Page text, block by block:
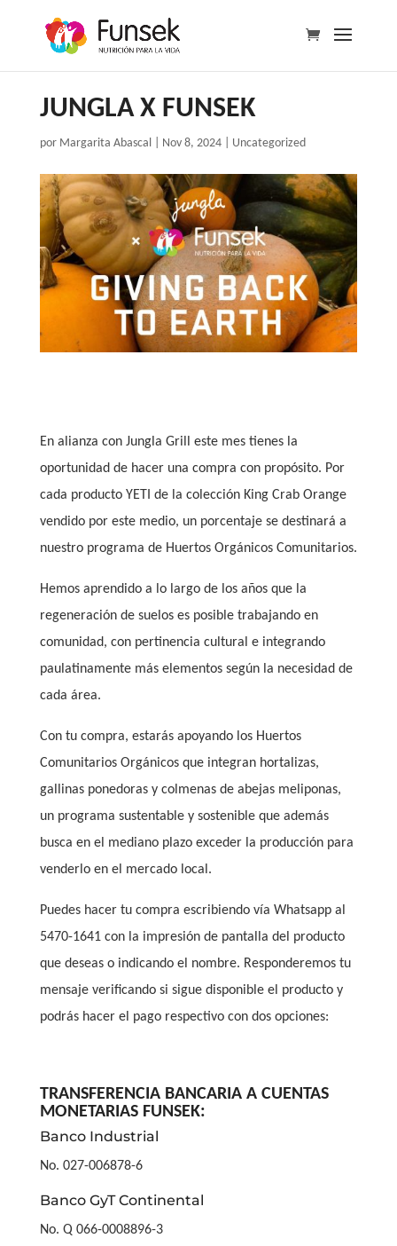
JUNGLA X FUNSEK
por Margarita Abascal Nov 8, 2024| Uncategorized
En alianza con Jungla Grill este mes tienes la
oportunidad de hacer una compra con propósito. Por
cada producto YETI de la colección King Crab Orange
vendido por este medio, un porcentaje se destinará a
nuestro programa de Huertos Orgánicos Comunitarios.
Hemos aprendido a lo largo de los años que la
regeneración de suelos es posible trabajando en
comunidad, con pertinencia cultural e integrando
paulatinamente más elementos según la necesidad de
cada área.
Con tu compra, estarás apoyando los Huertos
Comunitarios Orgánicos que integran hortalizas,
gallinas ponedoras y colmenas de abejas meliponas,
un programa sustentable y sostenible que además
busca en el mediano plazo exceder la producción para
venderlo en el mercado local.
Puedes hacer tu compra escribiendo vía Whatsapp al
5470-1641 con la impresión de pantalla del producto
que deseas o indicando el nombre. Responderemos tu
mensaje verificando si sigue disponible el producto y
podrás hacer el pago respectivo con dos opciones:
TRANSFERENCIA BANCARIA A CUENTAS
MONETARIAS FUNSEK:
Banco Industrial
No. 027-006878-6
Banco GyT Continental
No. Q 066-0008896-3